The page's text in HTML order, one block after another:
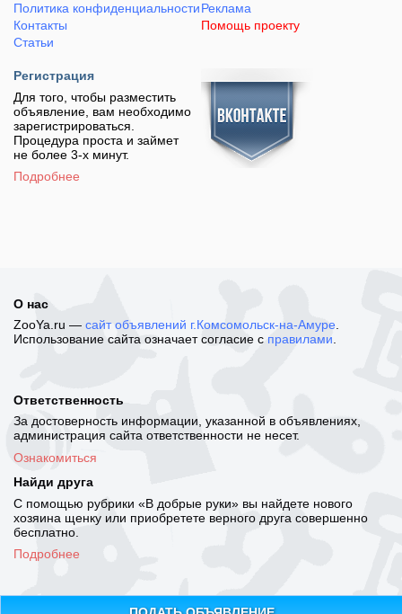
Политика конфиденциальности
Контакты
Статьи
Реклама
Помощь проекту
Регистрация
Для того, чтобы разместить
объявление, вам необходимо
зарегистрироваться.
Процедура проста и займет
не более 3-х минут.
Подробнее
О нас
ZooYa.ru — сайт объявлений г.Комсомольск-на-Амуре
Использование сайта означает согласие с правилами
Ответственность
За достоверность информации, указанной в объявлениях,
администрация сайта ответственности не несет.
Ознакомиться
Найди друга
С помощью рубрики «В добрые руки» вы найдете нового
хозяина щенку или приобретете верного друга совершенно
бесплатно.
Подробнее